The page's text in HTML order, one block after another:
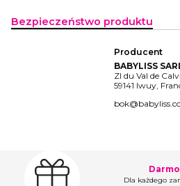
Bezpieczeństwo produktu
Producent
BABYLISS
ZI du Val de
59141 Iwuy,
Dla każdego